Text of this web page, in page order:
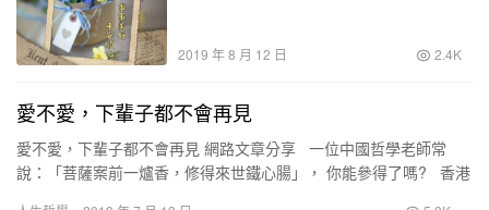
2019 年 8 月 12 日 2.4K
愛不愛，下輩子都不會再見
愛不愛，下輩子都不會再見 網路文章分享 一位中國哲學老師常
說：「菩薩案前一爐香，修得來世鐵心腸」， 你能參得了嗎? 香港